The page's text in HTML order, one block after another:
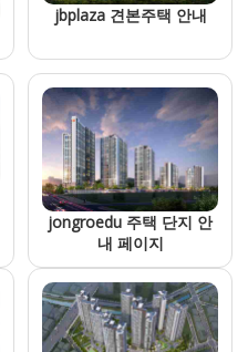
jbplaza 견본주택 안내
jongroedu 주택 단지 안
내 페이지